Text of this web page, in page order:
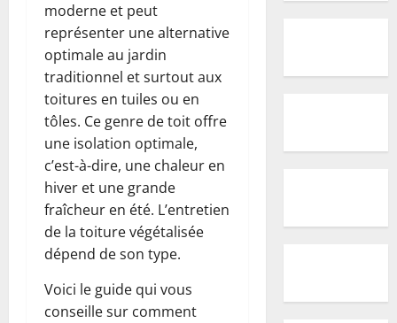
moderne et peut
représenter une alternative
optimale au jardin
traditionnel et surtout aux
toitures en tuiles ou en
tôles. Ce genre de toit offre
une isolation optimale,
c’est-à-dire, une chaleur en
hiver et une grande
fraîcheur en été. L’entretien
de la toiture végétalisée
dépend de son type.
Voici le guide qui vous
conseille sur comment